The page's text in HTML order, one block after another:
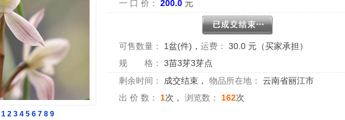
1 2 3 4 5 6 7 8 9
一 口 价：
200.0 元
可售数量： 1盆(件) ， 运费：
30.0 元（买家承担）
规 格：
3苗3芽3芽点
剩余时间：
成交结束 ， 物品所在地：
云南省丽江市
出 价 数：
1次， 浏览数： 162次